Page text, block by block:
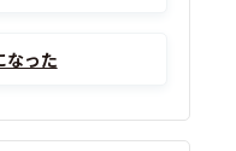
なった